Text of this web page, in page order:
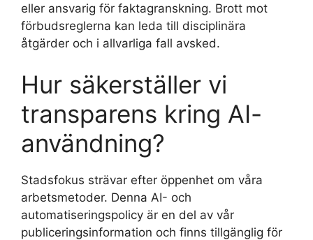
eller ansvarig för faktagranskning. Brott mot
förbudsreglerna kan leda till disciplinära
åtgärder och i allvarliga fall avsked.
Hur säkerställer vi
transparens kring AI-
användning?
Stadsfokus strävar efter öppenhet om våra
arbetsmetoder. Denna AI- och
automatiseringspolicy är en del av vår
publiceringsinformation och finns tillgänglig för